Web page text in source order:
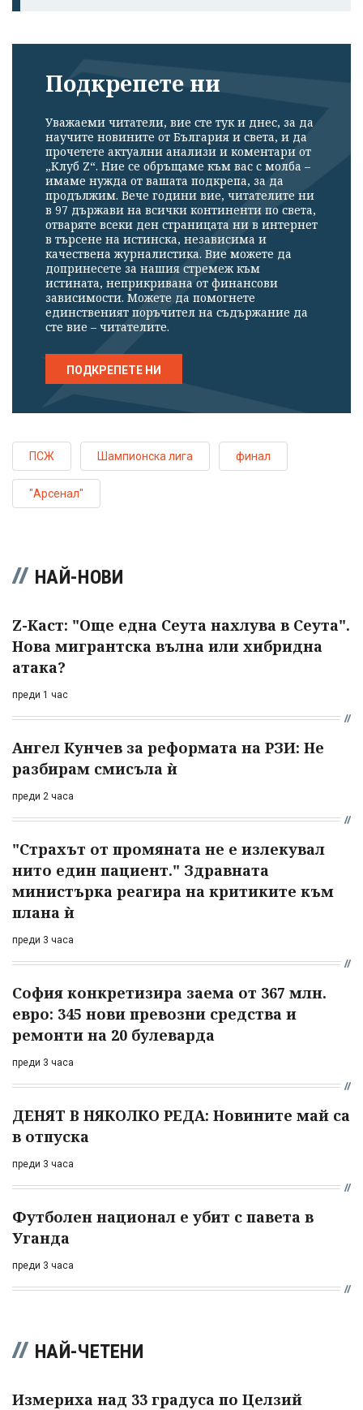
Подкрепете ни
Уважаеми читатели, вие сте тук и днес, за да
научите новините от България и света, и да
прочетете актуални анализи и коментари от
„Клуб Z“. Ние се обръщаме към вас с молба –
имаме нужда от вашата подкрепа, за да
продължим. Вече години вие, читателите ни
в 97 държави на всички континенти по света,
отваряте всеки ден страницата ни в интернет
в търсене на истинска, независима и
качествена журналистика. Вие можете да
допринесете за нашия стремеж към
истината, неприкривана от финансови
зависимости. Можете да помогнете
единственият поръчител на съдържание да
сте вие – читателите.
ПОДКРЕПЕТЕ НИ
ПСЖ Шампионска лига финал
"Арсенал"
НАЙ-НОВИ
Z-Каст: "Още една Сеута нахлува в Сеута".
Нова мигрантска вълна или хибридна
атака?
преди 1 час
Ангел Кунчев за реформата на РЗИ: Не
разбирам смисъла ѝ
преди 2 часа
"Страхът от промяната не е излекувал
нито един пациент." Здравната
министърка реагира на критиките към
плана ѝ
преди 3 часа
София конкретизира заема от 367 млн.
евро: 345 нови превозни средства и
ремонти на 20 булеварда
преди 3 часа
ДЕНЯТ В НЯКОЛКО РЕДА: Новините май са
в отпуска
преди 3 часа
Футболен национал е убит с павета в
Уганда
преди 3 часа
НАЙ-ЧЕТЕНИ
Измериха над 33 градуса по Целзий